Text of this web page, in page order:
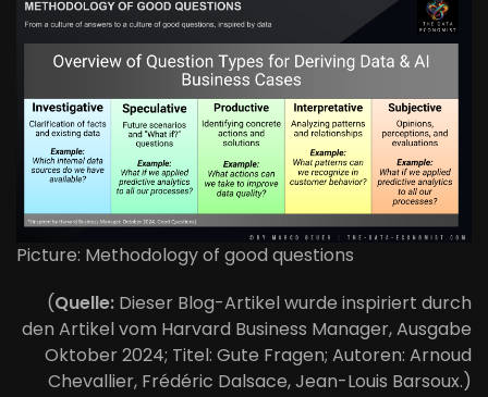
Picture: Methodology of good questions
(Quelle: Dieser Blog-Artikel wurde inspiriert durch
den Artikel vom Harvard Business Manager, Ausgabe
Oktober 2024; Titel: Gute Fragen; Autoren: Arnoud
Chevallier, Frédéric Dalsace, Jean-Louis Barsoux.)